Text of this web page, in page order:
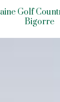
Golf
Bigorre